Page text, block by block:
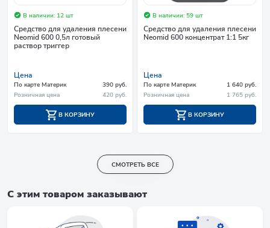
В наличии: 12 шт
Средство для удаления плесени
Neomid 600 0,5л готовый
раствор триггер
Цена
По карте Материк
390 руб.
Розничная цена
420 руб.
В КОРЗИНУ
В наличии: 59 шт
Средство для удаления плесени
Neomid 600 концентрат 1:1 5кг
Цена
По карте Материк
1 640 руб.
Розничная цена
1 765 руб.
В КОРЗИНУ
СМОТРЕТЬ ВСЕ
С этим товаром заказывают